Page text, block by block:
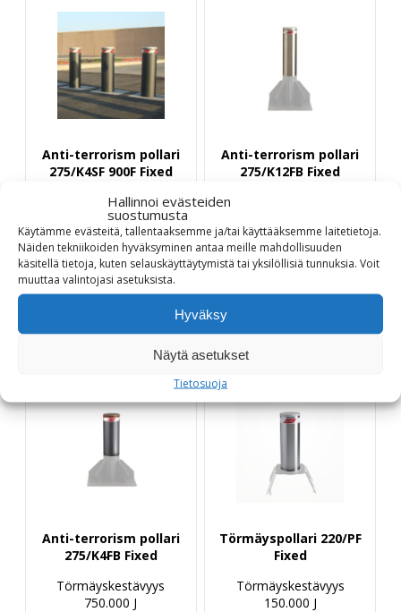
Hallinnoi evästeiden
suostumusta
Käytämme evästeitä, tallentaaksemme ja/tai käyttääksemme laitetietoja.
Näiden tekniikoiden hyväksyminen antaa meille mahdollisuuden
käsitellä tietoja, kuten selauskäyttäytymistä tai yksilöllisiä tunnuksia. Voit
muuttaa valintojasi asetuksista.
Hyväksy
Näytä asetukset
Tietosuoja
Anti-terrorism pollari
275/K4SF 900F Fixed
Törmäyskestävyys
750.000 J - Matala
perustus
5725,00€
Anti-terrorism pollari
275/K12FB Fixed
10098,00€
Anti-terrorism pollari
275/K4FB Fixed
Törmäyskestävyys
750.000 J
Törmäyspollari 220/PF
Fixed
Törmäyskestävyys
150.000 J